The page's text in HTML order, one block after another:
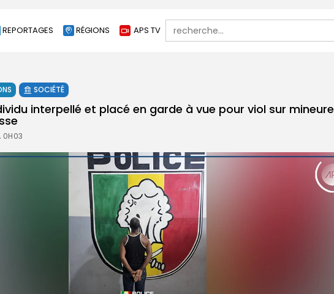
REPORTAGES RÉGIONS APS TV
Search
for:
SOCIÉTÉ
interpellé et placé en garde à vue pour viol sur mineure
0H03